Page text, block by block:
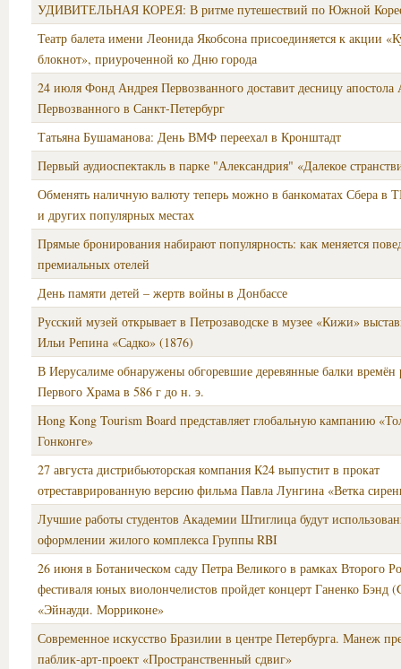
УДИВИТЕЛЬНАЯ КОРЕЯ: В ритме путешествий по Южной
Театр балета имени Леонида Якобсона присоединяется к акции
блокнот», приуроченной ко Дню города
24 июля Фонд Андрея Первозванного доставит десницу апостола
Первозванного в Санкт-Петербург
Татьяна Бушаманова: День ВМФ переехал в Кронштадт
Первый аудиоспектакль в парке "Александрия" «Далекое
Обменять наличную валюту теперь можно в банкоматах Сбера в
и других популярных местах
Прямые бронирования набирают популярность: как меняется
премиальных отелей
День памяти детей – жертв войны в Донбассе
Русский музей открывает в Петрозаводске в музее «Кижи»
Ильи Репина «Садко» (1876)
В Иерусалиме обнаружены обгоревшие деревянные балки времён
Первого Храма в 586 г до н. э.
Hong Kong Tourism Board представляет глобальную кампанию
Гонконге»
27 августа дистрибьюторская компания К24 выпустит в прокат
отреставрированную версию фильма Павла Лунгина «Ветка
Лучшие работы студентов Академии Штиглица будут
оформлении жилого комплекса Группы RBI
26 июня в Ботаническом саду Петра Великого в рамках Второго
фестиваля юных виолончелистов пройдет концерт Ганенко Бэнд
«Эйнауди. Морриконе»
Современное искусство Бразилии в центре Петербурга. Манеж
паблик-арт-проект «Пространственный сдвиг»